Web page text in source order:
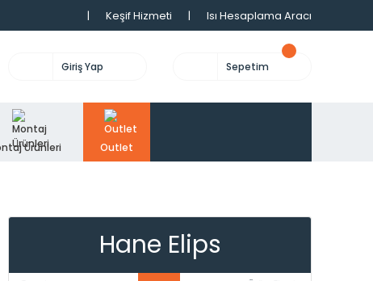
| Keşif Hizmeti | Isı Hesaplama Aracı
Giriş Yap Sepetim
Ürünleri Outlet
Hane Elips